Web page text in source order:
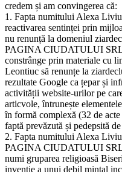
credem și am convingerea că:
1. Fapta numitului Alexa
reactivarea sentinței prin
nu renunță la domeniul
PAGINA CIUDATULUI SRL
constrânge prin materiale cu
Leontiuc să renunțe la
rezultate Google ca țepar și
activității website-urilor pe
articvole, întrunește
în formă complexă (32 de
faptă prevăzută și pedepsită
2. Fapta numitului Alexa
PAGINA CIUDATULUI SRL
numi gruparea religioasă
invenție a unui debil mintal